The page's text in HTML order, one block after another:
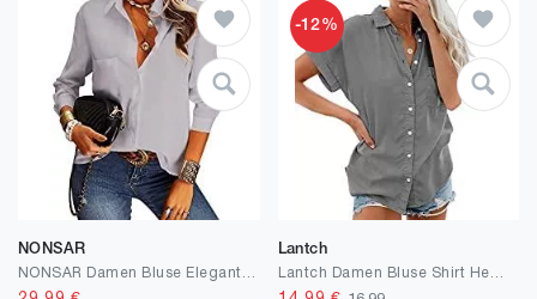
NONSAR
-12%
Lantch